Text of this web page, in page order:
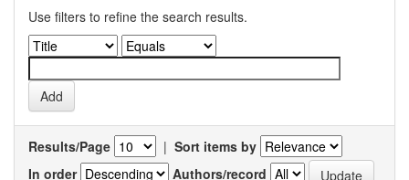
Use filters to refine the search results.
Results/Page | Sort items by
In order
Authors/record